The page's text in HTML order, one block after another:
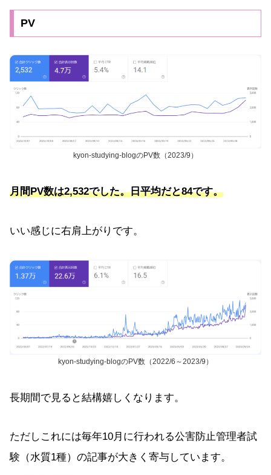
PV
kyon-studying-blogのPV数（2023/9）
月間PV数は2,532でした。日平均だと84です。
いい感じに右肩上がりです。
kyon-studying-blogのPV数（2022/6～2023/9）
長期間で見ると結構嬉しくなります。
ただしこれには毎年10月に行われる公害防止管理者試
験（水質1種）の記事が大きく寄与しています。